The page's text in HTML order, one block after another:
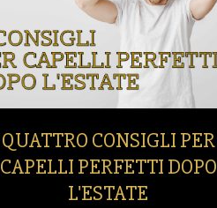
QUATTRO CONSIGLI PER
CAPELLI PERFETTI DOPO
L'ESTATE